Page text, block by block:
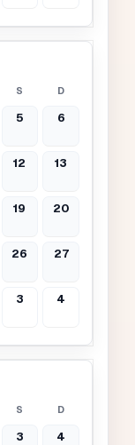
S D
5 6
12 13
19 20
26 27
3 4
S D
3 4